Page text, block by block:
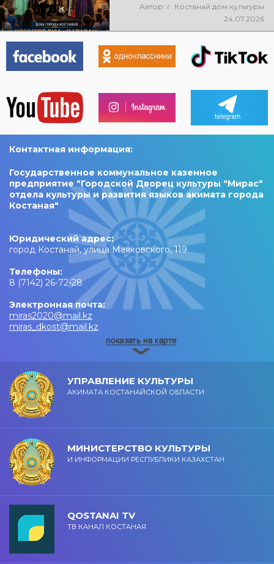
состоится праздничный
концерт ВИА «Караван»! Вас
ждут любимые песни, живая
музыка, яркие эмоции и
праздничное настроение!
Автор: г. Костанай дом культуры
24.07.2026
Контактная информация:
Государственное коммунальное казенное
предприятие "Городской Дворец культуры "Мирас"
отдела культуры и развития языков акимата города
Костаная"
Юридический адрес:
город Костанай, улица Маяковского, 119
Телефоны:
8 (7142) 26-72-28
Электронная почта:
miras2020@mail.kz
miras_dkost@mail.kz
УПРАВЛЕНИЕ КУЛЬТУРЫ
АКИМАТА КОСТАНАЙСКОЙ ОБЛАСТИ
МИНИСТЕРСТВО КУЛЬТУРЫ
И ИНФОРМАЦИИ РЕСПУБЛИКИ КАЗАХСТАН
QOSTANAI TV
ТВ КАНАЛ КОСТАНАЯ